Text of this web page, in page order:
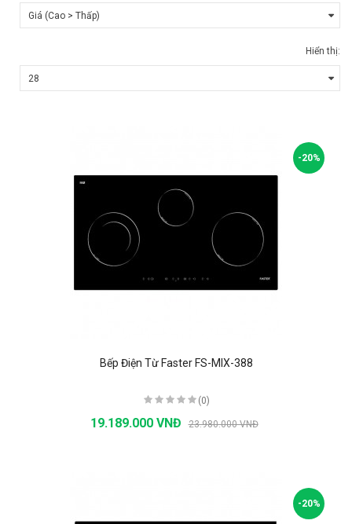
Hiển thị:
-20%
Bếp Điện Từ Faster FS-MIX-388
(0)
19.189.000 VNĐ 23.980.000 VNĐ
-20%